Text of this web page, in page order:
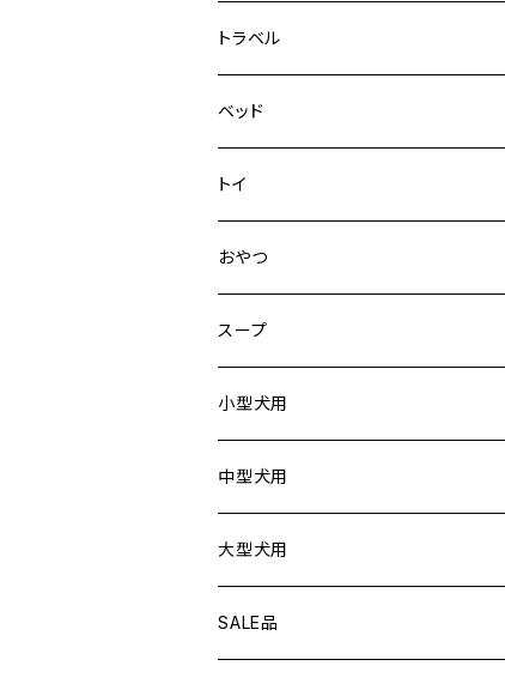
その他
その他
メッシュフィットハーネス
デニム＆コーデュロイ
その他
トラベル
ドライブハーネス
カーシートアタッチメント
クリック
ドライブシートカバー
ドライブボックス
ベッド
トイ
おやつ
犬用
猫用
スープ
犬用
猫用
小型犬用
リード
首輪
ハーネス
中型犬用
リード
首輪
大型犬用
リード
SALE品